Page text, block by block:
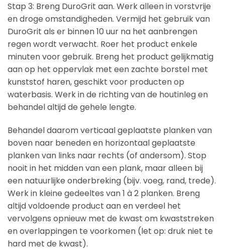
Stap 3: Breng DuroGrit aan. Werk alleen in vorstvrije
en droge omstandigheden. Vermijd het gebruik van
DuroGrit als er binnen 10 uur na het aanbrengen
regen wordt verwacht. Roer het product enkele
minuten voor gebruik. Breng het product gelijkmatig
aan op het oppervlak met een zachte borstel met
kunststof haren, geschikt voor producten op
waterbasis. Werk in de richting van de houtinleg en
behandel altijd de gehele lengte.
Behandel daarom verticaal geplaatste planken van
boven naar beneden en horizontaal geplaatste
planken van links naar rechts (of andersom). Stop
nooit in het midden van een plank, maar alleen bij
een natuurlijke onderbreking (bijv. voeg, rand, trede).
Werk in kleine gedeeltes van 1 à 2 planken. Breng
altijd voldoende product aan en verdeel het
vervolgens opnieuw met de kwast om kwaststreken
en overlappingen te voorkomen (let op: druk niet te
hard met de kwast).